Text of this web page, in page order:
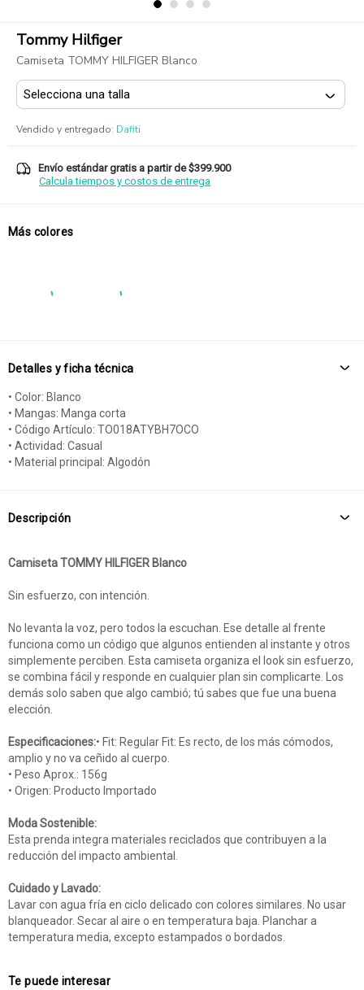
Tommy Hilfiger
Camiseta TOMMY HILFIGER Blanco
Vendido y entregado: Dafiti
Envío estándar gratis a partir de $399.900
Calcula tiempos y costos de entrega
Más colores
Detalles y ficha técnica
• Color: Blanco
• Mangas: Manga corta
• Código Artículo: TO018ATYBH7OCO
• Actividad: Casual
• Material principal: Algodón
Descripción
Camiseta TOMMY HILFIGER Blanco
Sin esfuerzo, con intención.
No levanta la voz, pero todos la escuchan. Ese detalle al frente
funciona como un código que algunos entienden al instante y otros
simplemente perciben. Esta camiseta organiza el look sin esfuerzo,
se combina fácil y responde en cualquier plan sin complicarte. Los
demás solo saben que algo cambió; tú sabes que fue una buena
elección.
Especificaciones:• Fit: Regular Fit: Es recto, de los más cómodos,
amplio y no va ceñido al cuerpo.
• Peso Aprox.: 156g
• Origen: Producto Importado
Moda Sostenible:
Esta prenda integra materiales reciclados que contribuyen a la
reducción del impacto ambiental.
Cuidado y Lavado:
Lavar con agua fría en ciclo delicado con colores similares. No usar
blanqueador. Secar al aire o en temperatura baja. Planchar a
temperatura media, excepto estampados o bordados.
Te puede interesar